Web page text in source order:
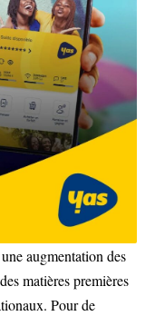
augmentation des
matières premières
Pour de